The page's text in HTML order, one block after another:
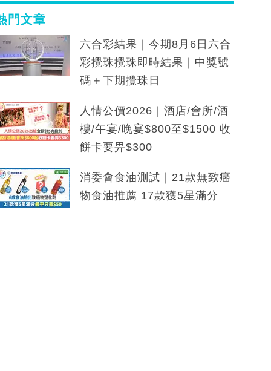
門文章
六合彩結果｜今期8月6日六合
彩攪珠攪珠即時結果｜中獎號
碼＋下期攪珠日
人情公價2026｜酒店/會所/酒
樓/午宴/晚宴$800至$1500 收
餅卡要畀$300
消委會食油測試｜21款無致癌
物食油推薦 17款獲5星滿分